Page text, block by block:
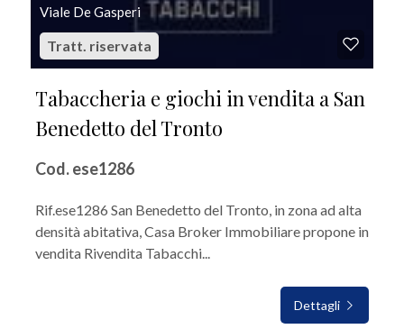
Viale De Gasperi
Tratt. riservata
Tabaccheria e giochi in vendita a San
Benedetto del Tronto
Cod. ese1286
Rif.ese1286 San Benedetto del Tronto, in zona ad alta
densità abitativa, Casa Broker Immobiliare propone in
vendita Rivendita Tabacchi...
Dettagli